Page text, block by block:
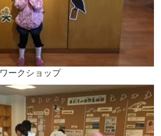
ワークショップ